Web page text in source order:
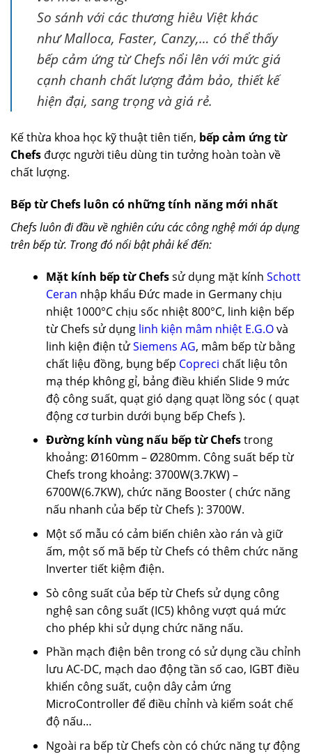
So sánh với các thương hiêu Việt khác
như Malloca, Faster, Canzy,… có thể thấy
bếp cảm ứng từ Chefs nổi lên với mức giá
cạnh chanh chất lượng đảm bảo, thiết kế
hiện đại, sang trọng và giá rẻ.
Kế thừa khoa học kỹ thuật tiên tiến, bếp cảm ứng từ
Chefs được người tiêu dùng tin tưởng hoàn toàn về
chất lượng.
Bếp từ Chefs luôn có những tính năng mới nhất
Chefs luôn đi đầu về nghiên cứu các công nghệ mới áp dụng
trên bếp từ. Trong đó nổi bật phải kể đến:
Mặt kính bếp từ Chefssử dụng mặt kính Schott
Ceran nhập khẩu Đức made in Germany chịu
nhiệt 1000°C chịu sốc nhiệt 800°C, linh kiện bếp
từ Chefs sử dụng linh kiện mâm nhiệt E.G.Ovà
linh kiện điện tửSiemens AG, mâm bếp từ bằng
chất liệu đồng, bụng bếp Copreci chất liệu tôn
mạ thép không gỉ, bảng điều khiển Slide 9 mức
độ công suất, quạt gió dạng quạt lồng sóc ( quạt
động cơ turbin dưới bụng bếp Chefs ).
Đường kính vùng nấu bếp từ Chefstrong
khoảng: Ø160mm – Ø280mm. Công suất bếp từ
Chefs trong khoảng: 3700W(3.7KW) –
6700W(6.7KW), chức năng Booster ( chức năng
nấu nhanh của bếp từ Chefs ): 3700W.
Một số mẫu có cảm biến chiên xào rán và giữ
ấm, một số mã bếp từ Chefs có thêm chức năng
Inverter tiết kiệm điện.
Sò công suất của bếp từ Chefs sử dụng công
nghệ san công suất (IC5) không vượt quá mức
cho phép khi sử dụng chức năng nấu.
Phần mạch điện bên trong có sử dụng cầu chỉnh
lưu AC-DC, mạch dao động tần số cao, IGBT điều
khiển công suất, cuộn dây cảm ứng
MicroController để điều chỉnh và kiểm soát chế
độ nấu…
Ngoài ra bếp từ Chefs còn có chức năng tự động